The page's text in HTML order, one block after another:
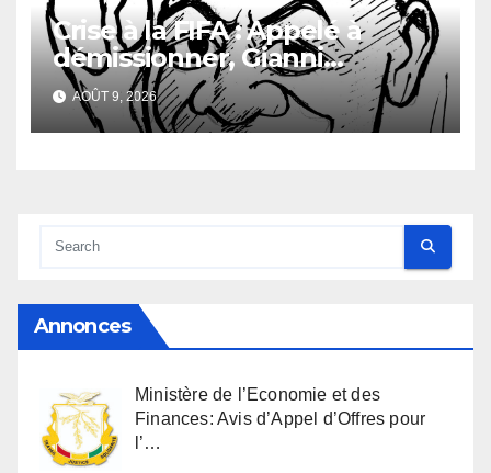
Crise à la FIFA : Appelé à
démissionner, Gianni
Infantino vacille
AOÛT 9, 2026
Annonces
Ministère de l’Economie et des
Finances: Avis d’Appel d’Offres pour
l’…